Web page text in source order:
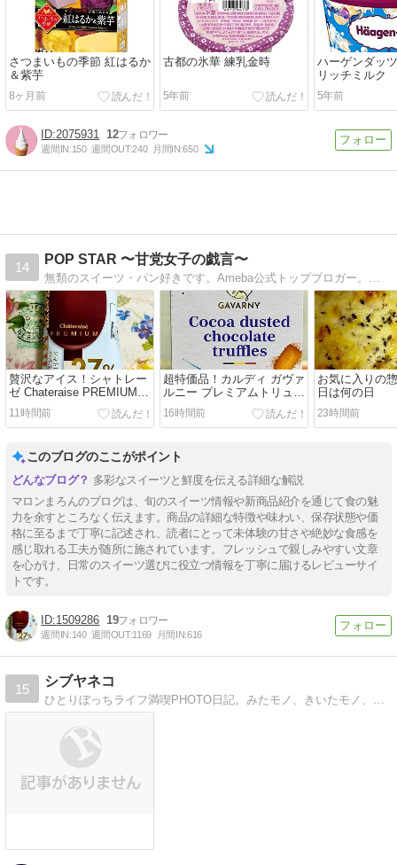
さつまいもの季節 紅はるか
＆紫芋
8ヶ月前
古都の氷華 練乳金時
5年前
ハーゲンダッ
リッチミルク
5年前
2075931 12
週間IN:150 週間OUT:240 月間IN:650
14
POP STAR 〜甘党女子の戯言〜
贅沢なアイス！シャトレー
ゼ Chateraise PREMIUM
BAR HIGH MILK
11時間前
超特価品！カルディ ガヴァ
ルニー プレミアムトリュフ
スペキュロス
16時間前
お気に入りの
日は何の日
23時間前
このブログのここがポイント
多彩なスイーツと鮮度を伝える詳細な解説
マロンまろんのブログは、旬のスイーツ情報や新商品紹介を通じて食の魅
力を余すところなく伝えます。商品の詳細な特徴や味わい、保存状態や価
格に至るまで丁寧に記述され、読者にとって未体験の甘さや絶妙な食感を
感じ取れる工夫が随所に施されています。フレッシュで親しみやすい文章
を心がけ、日常のスイーツ選びに役立つ情報を丁寧に届けるレビューサイ
トです。
1509286 19
週間IN:140 週間OUT:1169 月間IN:616
15
シブヤネコ